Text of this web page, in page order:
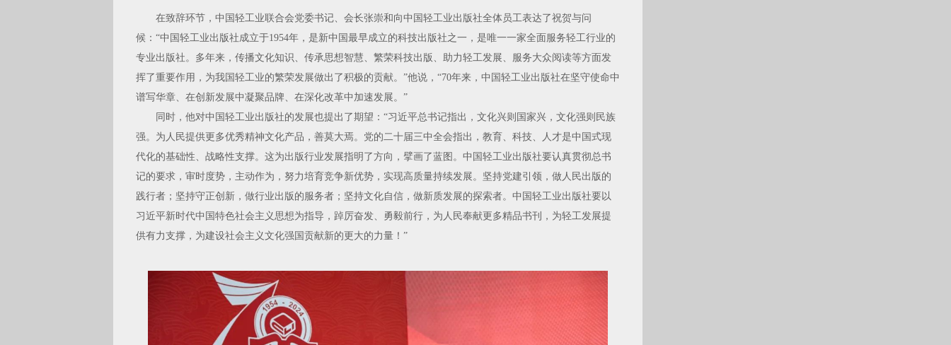
在致辞环节，中国轻工业联合会党委书记、会长张崇和向中国轻工业出版社全体员工表达了祝贺与问
候：“中国轻工业出版社成立于1954年，是新中国最早成立的科技出版社之一，是唯一一家全面服务轻工行业的
专业出版社。多年来，传播文化知识、传承思想智慧、繁荣科技出版、助力轻工发展、服务大众阅读等方面发
挥了重要作用，为我国轻工业的繁荣发展做出了积极的贡献。”他说，“70年来，中国轻工业出版社在坚守使命中
谱写华章、在创新发展中凝聚品牌、在深化改革中加速发展。”
同时，他对中国轻工业出版社的发展也提出了期望：“习近平总书记指出，文化兴则国家兴，文化强则民族
强。为人民提供更多优秀精神文化产品，善莫大焉。党的二十届三中全会指出，教育、科技、人才是中国式现
代化的基础性、战略性支撑。这为出版行业发展指明了方向，擘画了蓝图。中国轻工业出版社要认真贯彻总书
记的要求，审时度势，主动作为，努力培育竞争新优势，实现高质量持续发展。坚持党建引领，做人民出版的
践行者；坚持守正创新，做行业出版的服务者；坚持文化自信，做新质发展的探索者。中国轻工业出版社要以
习近平新时代中国特色社会主义思想为指导，踔厉奋发、勇毅前行，为人民奉献更多精品书刊，为轻工发展提
供有力支撑，为建设社会主义文化强国贡献新的更大的力量！”